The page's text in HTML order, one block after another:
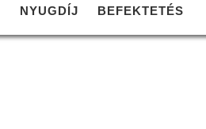
NYUGDÍJ BEFEKTETÉS